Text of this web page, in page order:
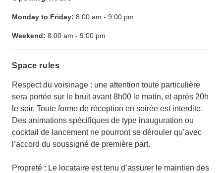
Monday to Friday: 8:00 am - 9:00 pm
Weekend: 8:00 am - 9:00 pm
Space rules
Respect du voisinage : une attention toute particulière
sera portée sur le bruit avant 8h00 le matin, et après 20h
le soir. Toute forme de réception en soirée est interdite.
Des animations spécifiques de type inauguration ou
cocktail de lancement ne pourront se dérouler qu’avec
l’accord du soussigné de première part.
Propreté : Le locataire est tenu d’assurer le maintien des